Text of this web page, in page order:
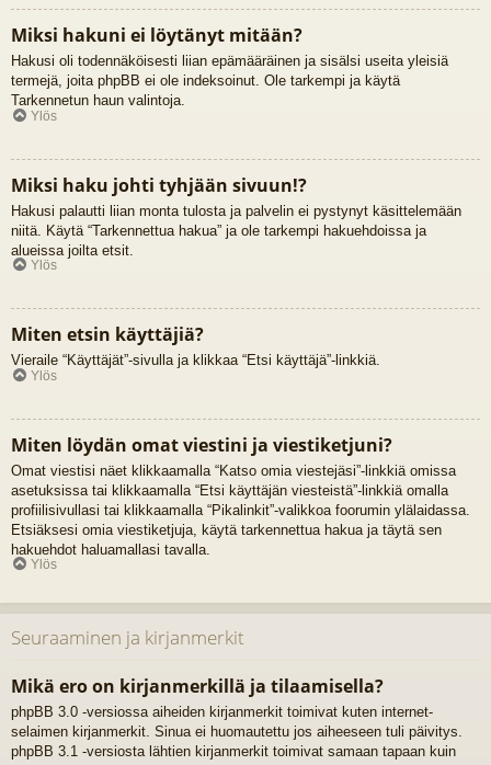
Miksi hakuni ei löytänyt mitään?
Hakusi oli todennäköisesti liian epämääräinen ja sisälsi useita yleisiä
termejä, joita phpBB ei ole indeksoinut. Ole tarkempi ja käytä
Tarkennetun haun valintoja.
Ylös
Miksi haku johti tyhjään sivuun!?
Hakusi palautti liian monta tulosta ja palvelin ei pystynyt käsittelemään
niitä. Käytä “Tarkennettua hakua” ja ole tarkempi hakuehdoissa ja
alueissa joilta etsit.
Ylös
Miten etsin käyttäjiä?
Vieraile “Käyttäjät”-sivulla ja klikkaa “Etsi käyttäjä”-linkkiä.
Ylös
Miten löydän omat viestini ja viestiketjuni?
Omat viestisi näet klikkaamalla “Katso omia viestejäsi”-linkkiä omissa
asetuksissa tai klikkaamalla “Etsi käyttäjän viesteistä”-linkkiä omalla
profiilisivullasi tai klikkaamalla “Pikalinkit”-valikkoa foorumin ylälaidassa.
Etsiäksesi omia viestiketjuja, käytä tarkennettua hakua ja täytä sen
hakuehdot haluamallasi tavalla.
Ylös
Seuraaminen ja kirjanmerkit
Mikä ero on kirjanmerkillä ja tilaamisella?
phpBB 3.0 -versiossa aiheiden kirjanmerkit toimivat kuten internet-
selaimen kirjanmerkit. Sinua ei huomautettu jos aiheeseen tuli päivitys.
phpBB 3.1 -versiosta lähtien kirjanmerkit toimivat samaan tapaan kuin